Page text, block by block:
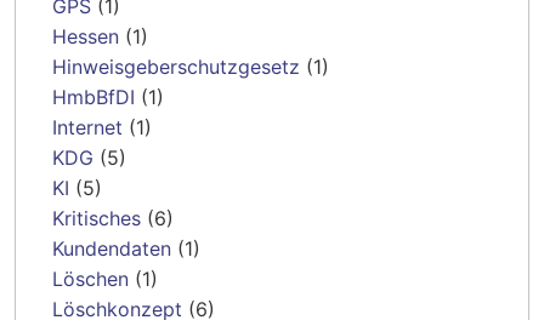
GPS (1)
Hessen (1)
Hinweisgeberschutzgesetz (1)
HmbBfDI (1)
Internet (1)
KDG (5)
KI (5)
Kritisches (6)
Kundendaten (1)
Löschen (1)
Löschkonzept (6)